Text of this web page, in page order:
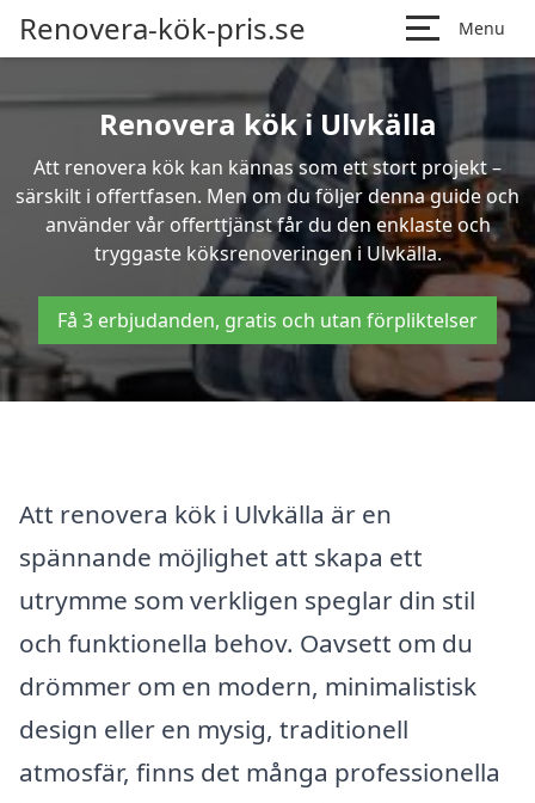
Renovera-kök-pris.se Menu
Renovera kök i Ulvkälla
Att renovera kök kan kännas som ett stort projekt –
särskilt i offertfasen. Men om du följer denna guide och
använder vår offerttjänst får du den enklaste och
tryggaste köksrenoveringen i Ulvkälla.
Få 3 erbjudanden, gratis och utan förpliktelser
Att renovera kök i Ulvkälla är en
spännande möjlighet att skapa ett
utrymme som verkligen speglar din stil
och funktionella behov. Oavsett om du
drömmer om en modern, minimalistisk
design eller en mysig, traditionell
atmosfär, finns det många professionella